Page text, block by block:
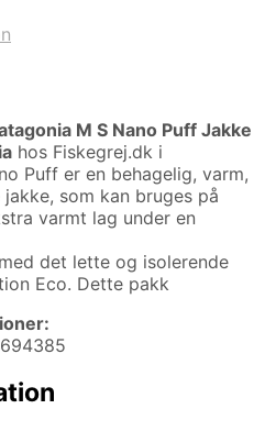
M S Nano Puff Jakke
hos Fiskegrej.dk i
Puff er en behagelig, varm,
som kan bruges på
varmt lag under en
det lette og isolerende
Eco. Dette pakk